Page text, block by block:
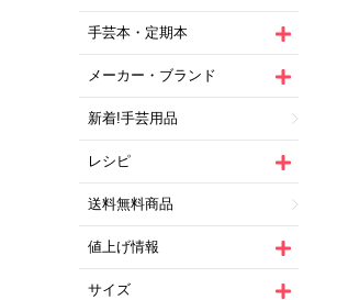
手芸本・定期本
メーカー・ブランド
新着!手芸用品
レシピ
送料無料商品
値上げ情報
サイズ